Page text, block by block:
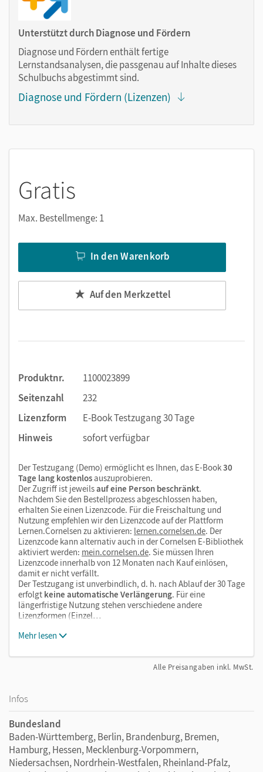
Text ergänzen
im Text suchen
zoomen
Die Medien sind wichtige Bestandteile dieses E-Books. Sie
sind seitengenau platziert, damit Sie und Ihre Schüler/-innen
gestalten Sie das Lehren und Lernen zeitsparend und
Medien in diesem E-Book:
Videos
Erklärfilme
Unterstützt durch Diagnose und Fördern
Diagnose und Fördern enthält fertige
Lernstandsanalysen, die passgenau auf Inhalte dieses
Schulbuchs abgestimmt sind.
Diagnose und Fördern (Lizenzen)
Gratis
Max. Bestellmenge: 1
In den Warenkorb
Auf den Merkzettel
Produktnr.
1100023899
Seitenzahl
232
Lizenzform
E-Book Testzugang 30 Tage
Hinweis
sofort verfügbar
Der Testzugang (Demo) ermöglicht es Ihnen, das E-Book30
Tage lang kostenlosauszuprobieren.
Der Zugriff ist jeweilsauf eine Person beschränkt.
Nachdem Sie den Bestellprozess abgeschlossen haben,
erhalten Sie einen Lizenzcode. Für die Freischaltung und
Nutzung empfehlen wir den Lizenzcode auf der Plattform
Lernen.Cornelsen zu aktivieren: lernen.cornelsen.de. Der
Lizenzcode kann alternativ auch in der Cornelsen E-Bibliothek
aktiviert werden: mein.cornelsen.de. Sie müssen Ihren
Lizenzcode innerhalb von 12 Monaten nach Kauf einlösen,
damit er nicht verfällt.
Der Testzugang ist unverbindlich, d. h. nach Ablauf der 30 Tage
erfolgt keine automatische Verlängerung. Für eine
längerfristige Nutzung stehen verschiedene andere
Lizenzformen (Einzel…
Mehr lesen
Alle Preisangaben inkl. MwSt.
Infos
Bundesland
Baden-Württemberg, Berlin, Brandenburg, Bremen,
Hamburg, Hessen, Mecklenburg-Vorpommern,
Niedersachsen, Nordrhein-Westfalen, Rheinland-Pfalz,